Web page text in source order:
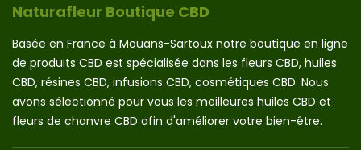
Naturafleur Boutique CBD
Basée en France à Mouans-Sartoux notre boutique en ligne
de produits CBD est spécialisée dans les fleurs CBD, huiles
CBD, résines CBD, infusions CBD, cosmétiques CBD. Nous
avons sélectionné pour vous les meilleures huiles CBD et
fleurs de chanvre CBD afin d'améliorer votre bien-être.